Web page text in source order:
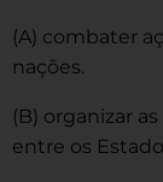
(A) combater
nações.
(B) organizar
entre os